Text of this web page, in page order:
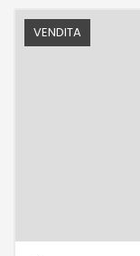
VENDITA